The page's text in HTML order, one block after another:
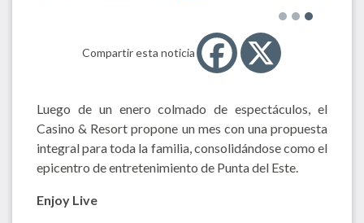
Compartir esta noticia
Luego de un enero colmado de espectáculos, el
Casino & Resort propone un mes con una propuesta
integral para toda la familia, consolidándose como el
epicentro de entretenimiento de Punta del Este.
Enjoy Live